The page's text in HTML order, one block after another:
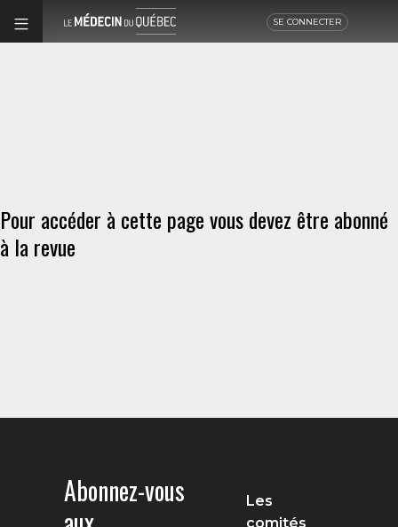
SE CONNECTER
Pour accéder à cette page vous devez être abonné
à la revue
Abonnez-vous
Les
comités